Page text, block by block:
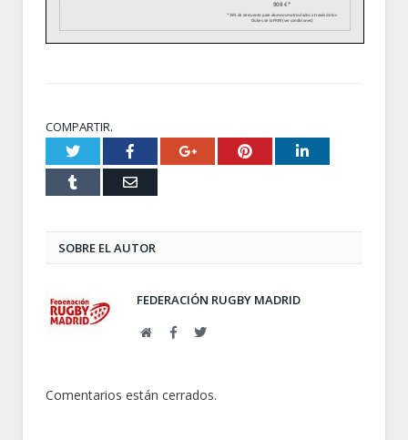
COMPARTIR.
Twitter Facebook Google+ Pinterest LinkedIn
Email
SOBRE EL AUTOR
FEDERACIÓN RUGBY MADRID
WebFacebookTwitter
Comentarios están cerrados.